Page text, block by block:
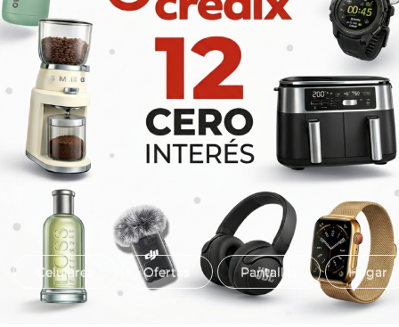
Celulares Ofertas Pantallas Hogar